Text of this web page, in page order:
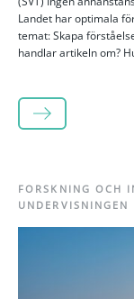
Landet har optimala
temat: Skapa
handlar artikeln om?
LÄS MER
FORSKNING OCH
UNDERVISNINGEN